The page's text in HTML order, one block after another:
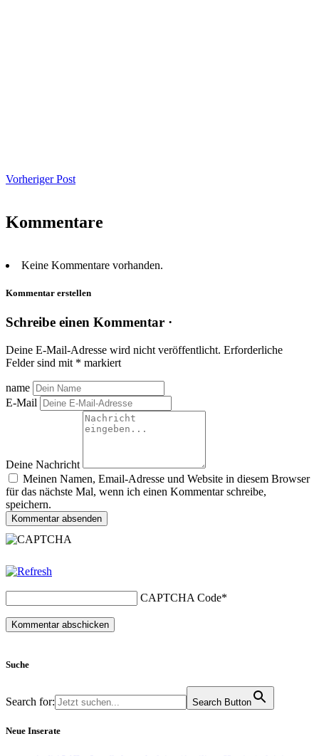
Vorheriger Post
Kommentare
Keine Kommentare vorhanden.
Kommentar erstellen
Schreibe einen Kommentar ·
Deine E-Mail-Adresse wird nicht veröffentlicht. Erforderliche
Felder sind mit * markiert
name
E-Mail
Deine Nachricht
Meinen Namen, Email-Adresse und Website in diesem Browser
für das nächste Mal, wenn ich einen Kommentar schreibe,
speichern.
Kommentar absenden
CAPTCHA Code*
Suche
Search for: Search Button
Neue Inserate